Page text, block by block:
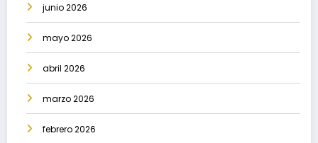
junio 2026
mayo 2026
abril 2026
marzo 2026
febrero 2026